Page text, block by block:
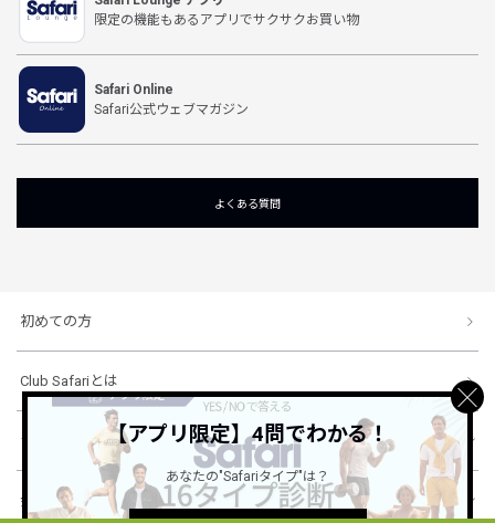
限定の機能もあるアプリでサクサクお買い物
Safari Online
Safari公式ウェブマガジン
よくある質問
初めての方
Club Safariとは
ショッピングガイド
会社概要・規約
【アプリ限定】4問でわかる！
あなたの"Safariタイプ"は？